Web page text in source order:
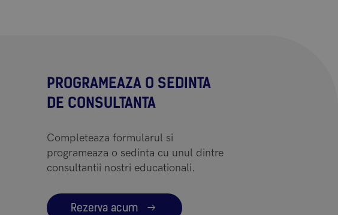
PROGRAMEAZA O SEDINTA
DE CONSULTANTA
Completeaza formularul si
programeaza o sedinta cu unul dintre
consultantii nostri educationali.
Rezerva acum